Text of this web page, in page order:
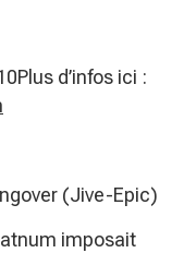
d’infos ici :
(Jive-Epic)
imposait